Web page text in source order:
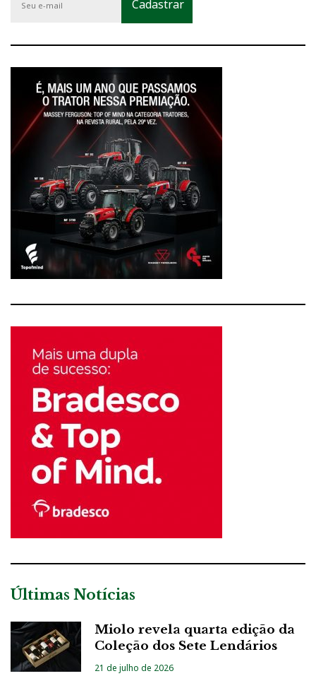
Últimas Notícias
Miolo revela quarta edição da
Coleção dos Sete Lendários
21 de julho de 2026